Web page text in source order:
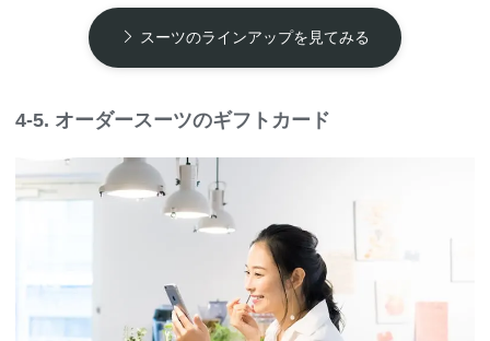
スーツのラインアップを見てみる
4-5. オーダースーツのギフトカード